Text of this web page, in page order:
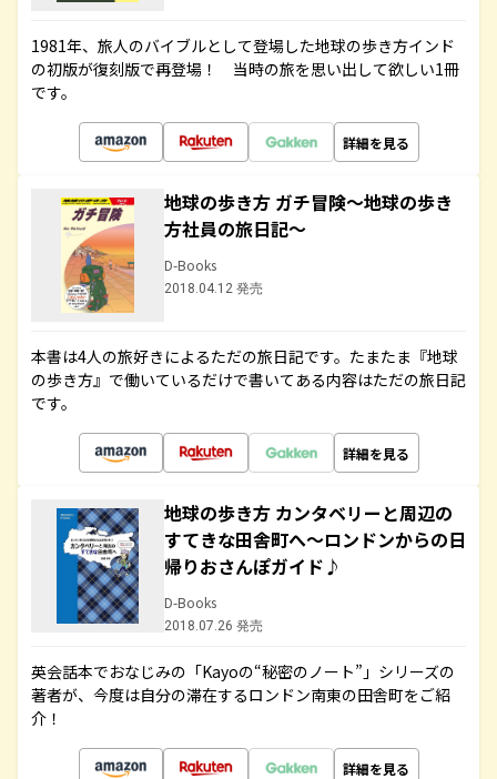
1981年、旅人のバイブルとして登場した地球の歩き方インド
の初版が復刻版で再登場！ 当時の旅を思い出して欲しい1冊
です。
詳細を見る
地球の歩き方 ガチ冒険～地球の歩き
方社員の旅日記～
D-Books
2018.04.12 発売
本書は4人の旅好きによるただの旅日記です。たまたま『地球
の歩き方』で働いているだけで書いてある内容はただの旅日記
です。
詳細を見る
地球の歩き方 カンタベリーと周辺の
すてきな田舎町へ～ロンドンからの日
帰りおさんぽガイド♪
D-Books
2018.07.26 発売
英会話本でおなじみの「Kayoの“秘密のノート”」シリーズの
著者が、今度は自分の滞在するロンドン南東の田舎町をご紹
介！
詳細を見る